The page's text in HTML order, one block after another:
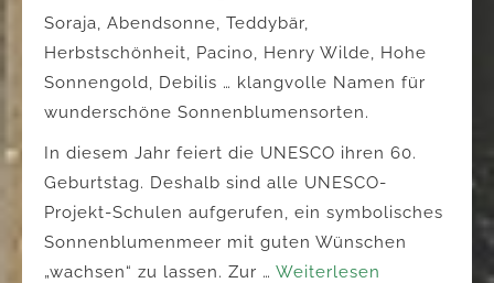
Soraja, Abendsonne, Teddybär,
Herbstschönheit, Pacino, Henry Wilde, Hohe
Sonnengold, Debilis … klangvolle Namen für
wunderschöne Sonnenblumensorten.
In diesem Jahr feiert die UNESCO ihren 60.
Geburtstag. Deshalb sind alle UNESCO-
Projekt-Schulen aufgerufen, ein symbolisches
Sonnenblumenmeer mit guten Wünschen
„wachsen“ zu lassen. Zur … Weiterlesen